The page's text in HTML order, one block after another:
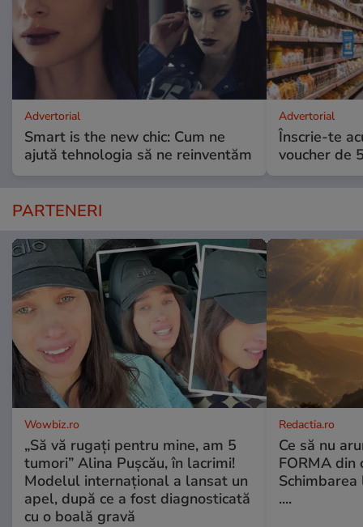
Advertorial
Smart is the new chic: Cum ne
ajută tehnologia să ne reinventăm
Advertorial
Înscrie-te
voucher de
PARTENERI
Wowbiz.ro
„Să vă rugați pentru mine, am 5
tumori” Alina Pușcău, în lacrimi!
Modelul internațional a lansat un
apel, după ce a fost diagnosticată
cu o boală gravă
Redactia.ro
Ce să nu
FORMA din
Schimbarea
....